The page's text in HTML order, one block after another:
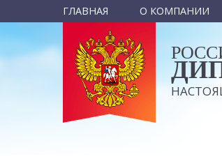
ГЛАВНАЯ О КОМПАНИИ